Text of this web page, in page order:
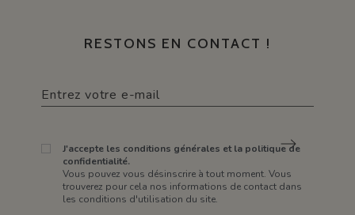
RESTONS EN CONTACT !
J'accepte les conditions générales et la politique de
confidentialité.
Vous pouvez vous désinscrire à tout moment. Vous
trouverez pour cela nos informations de contact dans
les conditions d'utilisation du site.